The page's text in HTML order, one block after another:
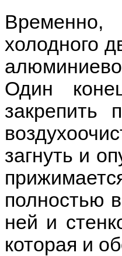
холодного
Один
закрепить
загнуть и
полностью
ней и
которая и